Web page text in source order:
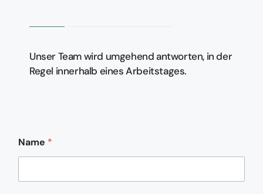
Unser Team wird umgehend antworten, in der
Regel innerhalb eines Arbeitstages.
*
T
l
Name *